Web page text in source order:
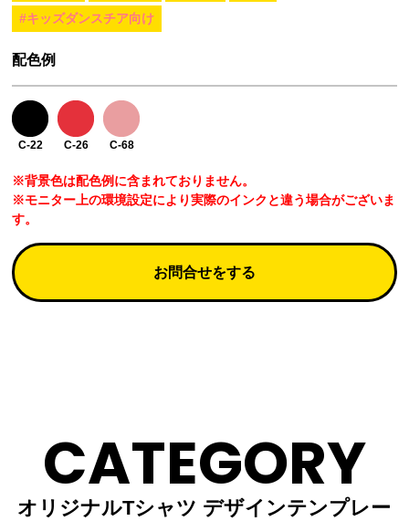
#キッズダンスチア向け
配色例
C-22 C-26 C-68
※背景色は配色例に含まれておりません。
※モニター上の環境設定により実際のインクと違う場合がございま
す。
お問合せをする
CATEGORY
オリジナルTシャツ デザインテンプレー